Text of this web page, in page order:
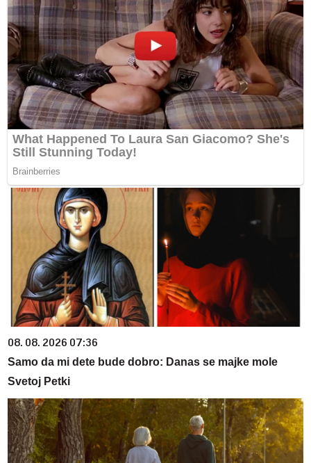
08. 08. 2026 07:36
Samo da mi dete bude dobro: Danas se majke mole
Svetoj Petki